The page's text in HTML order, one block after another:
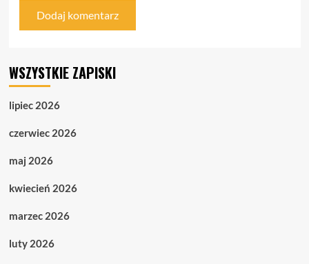
WSZYSTKIE ZAPISKI
lipiec 2026
czerwiec 2026
maj 2026
kwiecień 2026
marzec 2026
luty 2026